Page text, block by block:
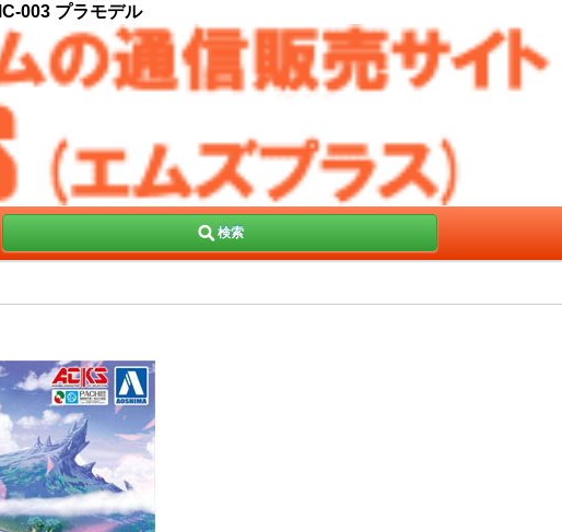
003 プラモデル
検索